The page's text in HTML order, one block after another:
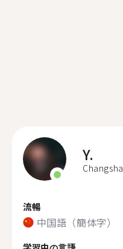
Y.
Changsha
流暢
中国語（簡体字）